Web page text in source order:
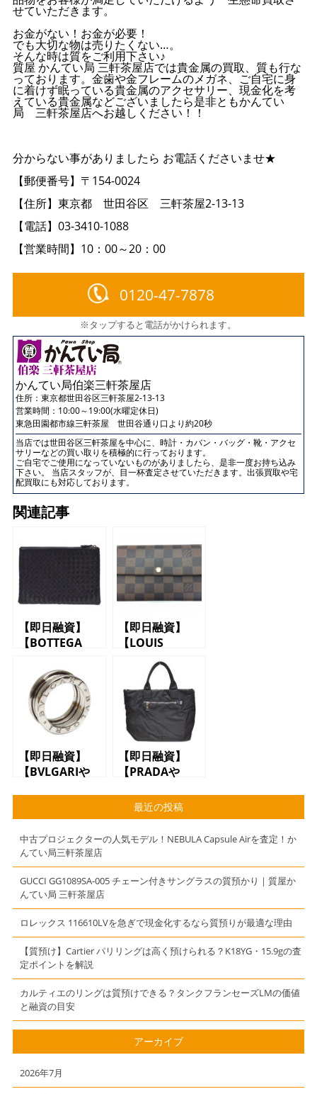
せていただきます。
お金がない！お金が必要！
でも大切な物は売りたくない…。
そんな時は質をご利用下さい♪
質屋 かんてい局 三軒茶屋店では貴金属の買取、質も行な
っております。金歯や金フレームのメガネ、ご自宅に身
に着けず眠っている貴金属のアクセサリー、現金化を考
えている貴金属などございましたら是非ともかんてい
局 三軒茶屋店へお越しください！！
分からない事がありましたら お電話くださいませ★
【郵便番号】〒154-0024
【住所】東京都 世田谷区 三軒茶屋2-13-13
【電話】03-3410-1088
【営業時間】10：00～20：00
0120-47-7878
※タップすると電話がかけられます。
かんてい局伯楽三軒茶屋店
住所： 東京都世田谷区三軒茶屋2-13-13
営業時間：10:00～19:00(水曜定休日)
東急田園都市線三軒茶屋 世田谷通り口より約20秒
当店では世田谷区三軒茶屋を中心に、時計・カバン・バッグ・靴・アクセ
サリーなどの買い取りを積極的に行っております。
ご自宅でご使用になっていないものがありましたら、是非一度お持ち込み
下さい。 当店スタッフが、目一杯査定させていただきます。出張買取や宅
配買取にも対応しております。
関連記事
【即日融資】
【BOTTEGA
COACH、LOUIS
VUITTONや
GUCCIなどのバ
ッグや財布で質
預かり】【質】
【かんてい局】
【三軒茶屋】
【即日融資】
【LOUIS
VUITTONや
GUCCIなどの財
布やバッグで質
預かり】【質】
【かんてい局】
【三軒茶屋】
【即日融資】
【BVLGARIや
預かり】【質】
【かんてい局】
【三軒茶屋】
【即日融資】
【PRADAや
HERMESのバッ
グやアクセサリ
ーで質預かり】
【かんてい局】
【質】【三軒茶
屋】
最近の投稿
中古プロジェクターの人気モデル！NEBULA Capsule Airを査定！か
んてい局三軒茶屋店
GUCCI GG1089SA-005 チェーン付きサングラスの質預かり｜質屋か
んてい局 三軒茶屋店
ロレックス 116610LVを急ぎで現金化するなら質預りが最適な理由
【質預け】Cartier パリリングは高く預けられる？K18YG・15.9gの査
定ポイントを解説
カルティエのリングは質預けできる？タンクフランセーズLMの価値
と融資の目安
アーカイブ
2026年7月